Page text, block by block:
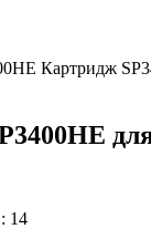
Картридж
14